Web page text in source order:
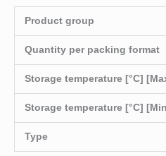
Product group
Quantity per packing format
Storage temperature [°C]
Storage temperature [°C]
Type